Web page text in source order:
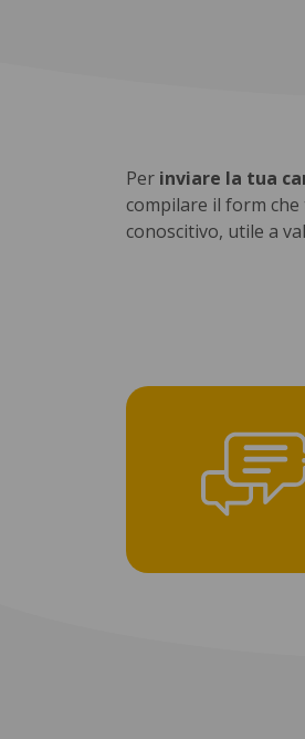
Per inviare la tua
compilare il form
conoscitivo, utile a